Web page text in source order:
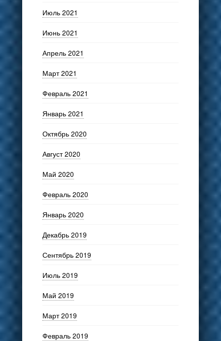
Июль 2021
Июнь 2021
Апрель 2021
Март 2021
Февраль 2021
Январь 2021
Октябрь 2020
Август 2020
Май 2020
Февраль 2020
Январь 2020
Декабрь 2019
Сентябрь 2019
Июль 2019
Май 2019
Март 2019
Февраль 2019